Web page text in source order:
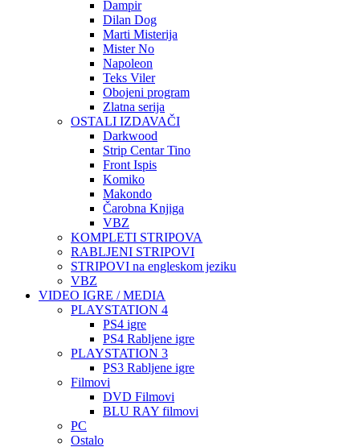
Dampir
Dilan Dog
Marti Misterija
Mister No
Napoleon
Teks Viler
Obojeni program
Zlatna serija
OSTALI IZDAVAČI
Darkwood
Strip Centar Tino
Front Ispis
Komiko
Makondo
Čarobna Knjiga
VBZ
KOMPLETI STRIPOVA
RABLJENI STRIPOVI
STRIPOVI na engleskom jeziku
VBZ
VIDEO IGRE / MEDIA
PLAYSTATION 4
PS4 igre
PS4 Rabljene igre
PLAYSTATION 3
PS3 Rabljene igre
Filmovi
DVD Filmovi
BLU RAY filmovi
PC
Ostalo